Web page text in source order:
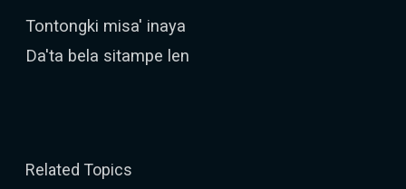
Tontongki misa' inaya
Da'ta bela sitampe len
Related Topics